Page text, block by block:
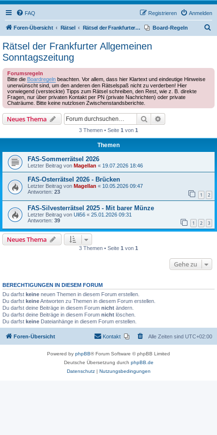
FAQ Anmelden
Registrieren
Foren-Übersicht Rätsel Rätsel der Frankfurter Allgemeinen Sonntagszeitung Board-Regeln
Rätsel der Frankfurter Allgemeinen
Sonntagszeitung
Forumsregeln
Bitte die Boardregeln beachten. Vor allem, dass hier Klartext und eindeutige Hinweise
unerwünscht sind, um den anderen den Rätselspaß nicht zu verderben! Hier
vorwiegend (versteckte) Tipps zum Rätsel schreiben, den Rest, wie z. B. direkte
Fragen, nur über privaten Kontakt per PN (private Nachrichten) oder private
Chaträume. Bitte keine nutzlosen Zwischenstandsberichte.
Neues Thema Suche
3 Themen • Seite 1 von 1
Themen
FAS-Sommerrätsel 2026
Letzter Beitrag von Magellan « 19.07.2026 18:46
FAS-Osterrätsel 2026 - Brücken
Letzter Beitrag von Magellan « 10.05.2026 09:47
Antworten: 23 1 2
FAS-Silvesterrätsel 2025 - Mit barer Münze
Letzter Beitrag von Uli56 « 25.01.2026 09:31
Antworten: 39 1 2 3
Neues Thema
3 Themen • Seite 1 von 1
Gehe zu
BERECHTIGUNGEN IN DIESEM FORUM
Du darfst keine neuen Themen in diesem Forum erstellen.
Du darfst keineAntworten zu Themen in diesem Forum erstellen.
Du darfst deine Beiträge in diesem Forum nicht ändern.
Du darfst deine Beiträge in diesem Forum nicht löschen.
Du darfst keine Dateianhänge in diesem Forum erstellen.
Foren-Übersicht Alle Zeiten sind UTC+02:00
Kontakt
Powered by phpBB® Forum Software © phpBB Limited
Deutsche Übersetzung durch phpBB.de
Datenschutz| Nutzungsbedingungen